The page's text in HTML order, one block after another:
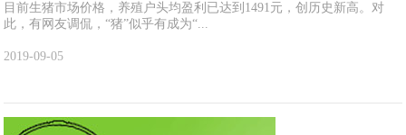
目前生猪市场价格，养殖户头均盈利已达到1491元，创历史新高。对
此，有网友调侃，“猪”似乎有成为“...
2019-09-05